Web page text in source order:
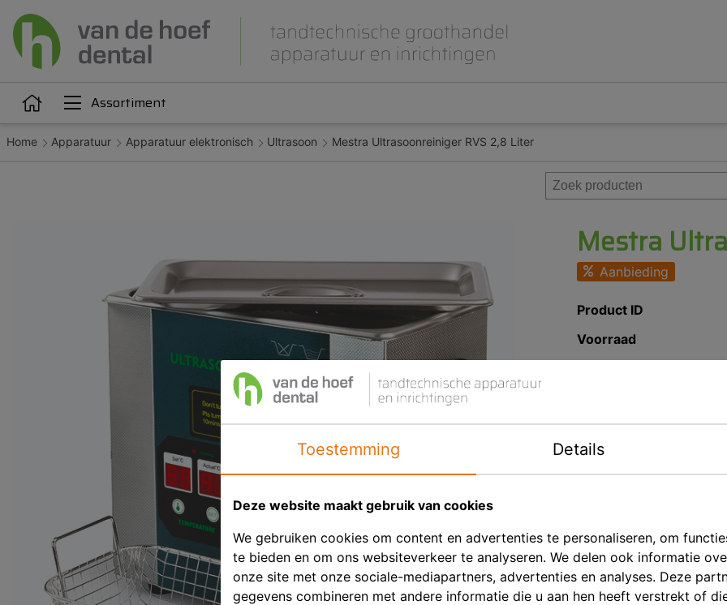
Assortiment
Articulatie Attachments Beet- en lepelplaten
Gips en inbedmassa
Implantologie
Meubilair en inrichting
Modelleren en
Home Apparatuur Apparatuur elektronisch Ultrasoon Mestra Ultrasoonreiniger RVS 2,8 Liter
Mestra
Aanbieding
Product ID
Voorraad
Eenheid
Geschikt voor het
DLP vloeistofprinters
Toestemming Details
Deze website maakt gebruik van cookies
We gebruiken cookies om content en advertenties te personaliseren, om
te bieden en om ons websiteverkeer te analyseren. We delen ook informatie
onze site met onze sociale-mediapartners, advertenties en analyses. Deze
gegevens combineren met andere informatie die u aan hen heeft verstrekt of